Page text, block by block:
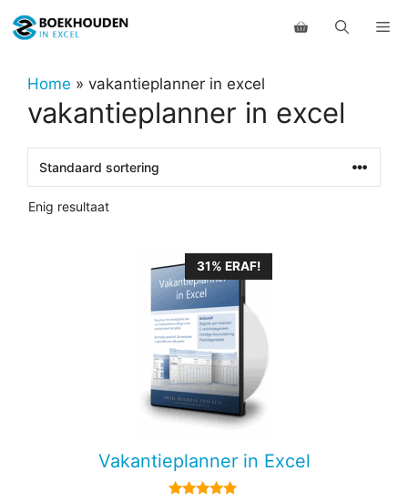
naar
inhoudHome » vakantieplanner in excel
vakantieplanner in excel
Enig resultaat
31% ERAF!
Vakantieplanner in Excel